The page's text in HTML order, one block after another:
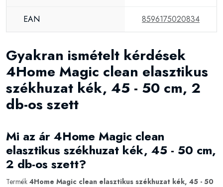
EAN 8596175020834
Gyakran ismételt kérdések
4Home Magic clean elasztikus
székhuzat kék, 45 - 50 cm, 2
db-os szett
Mi az ár 4Home Magic clean
elasztikus székhuzat kék, 45 - 50 cm,
2 db-os szett?
Termék 4Home Magic clean elasztikus székhuzat kék, 45 - 50